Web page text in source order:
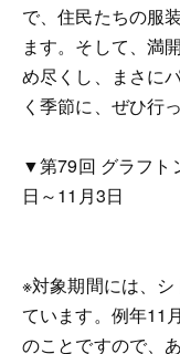
で、住民たちの服
ます。そして、満
め尽くし、まさに
く季節に、ぜひ行
▼第79回 グラフ
日～11月3日
※対象期間には、
ています。例年11
のことですので、